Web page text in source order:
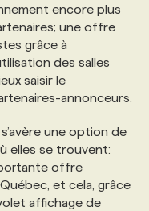
encore plus
une offre
grâce à
des salles
saisir le
annonceurs.
une option de
elles se trouvent:
offre
et cela, grâce
affichage de